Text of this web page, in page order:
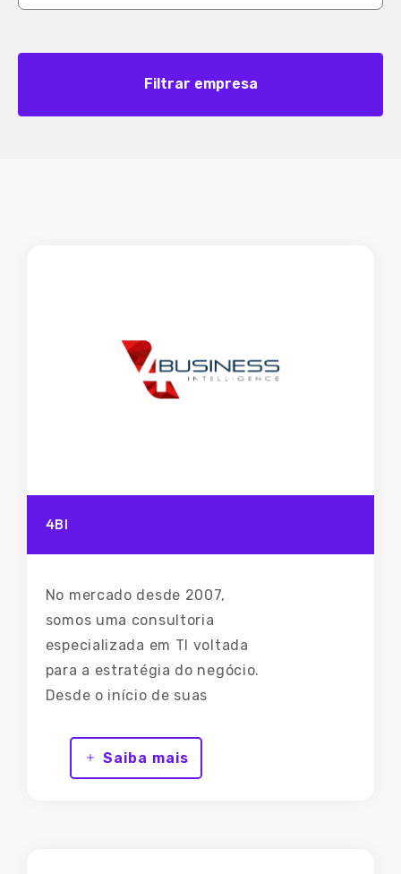
Filtrar empresa
4BI
No mercado desde 2007,
somos uma consultoria
especializada em TI voltada
para a estratégia do negócio.
Desde o início de suas
profissionais com
Saiba mais